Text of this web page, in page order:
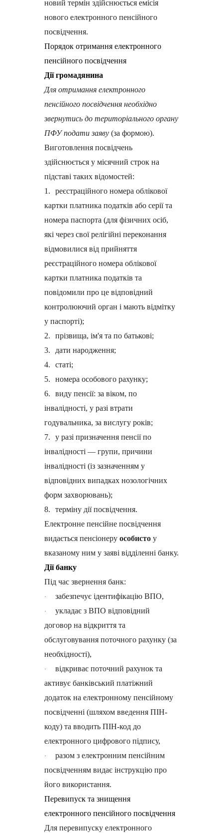
новий термін здійснюється емісія
нового електронного пенсійного
посвідчення.
Порядок отримання електронного
пенсійного посвідчення
Дії громадянина
Для отримання електронного
пенсійного посвідчення необхідно
звернутись до територіального органу
ПФУ подати заяву (за формою).
Виготовлення посвідчень
здійснюється у місячний строк на
підставі таких відомостей:
1.
реєстраційного номера облікової
картки платника податків або серії та
номера паспорта (для фізичних осіб,
які через свої релігійні переконання
відмовилися від прийняття
реєстраційного номера облікової
картки платника податків та
повідомили про це відповідний
контролюючий орган і мають відмітку
у паспорті);
2.
прізвища, ім'я та по батькові;
3.
дати народження;
4.
статі;
5.
номера особового рахунку;
6.
виду пенсії: за віком, по
інвалідності, у разі втрати
годувальника, за вислугу років;
7.
у разі призначення пенсії по
інвалідності — групи, причини
інвалідності (із зазначенням у
відповідних випадках нозологічних
форм захворювань);
8.
терміну дії посвідчення.
Електронне пенсійне посвідчення
видається пенсіонеру особисто у
вказаному ним у заяві відділенні банку.
Дії банку
Під час звернення банк:
· забезпечує ідентифікацію ВПО,
·
укладає з ВПО відповідний
договор на відкриття та
обслуговування поточного рахунку (за
необхідності),
·
відкриває поточний рахунок та
активує банківський платіжний
додаток на електронному пенсійному
посвідченні (шляхом введення ПІН-
коду) та вводить ПІН-код до
електронного цифрового підпису,
·
разом з електронним пенсійним
посвідченням видає інструкцію про
його використання.
Перевипуск та знищення
електронного пенсійного посвідчення
Для перевипуску електронного